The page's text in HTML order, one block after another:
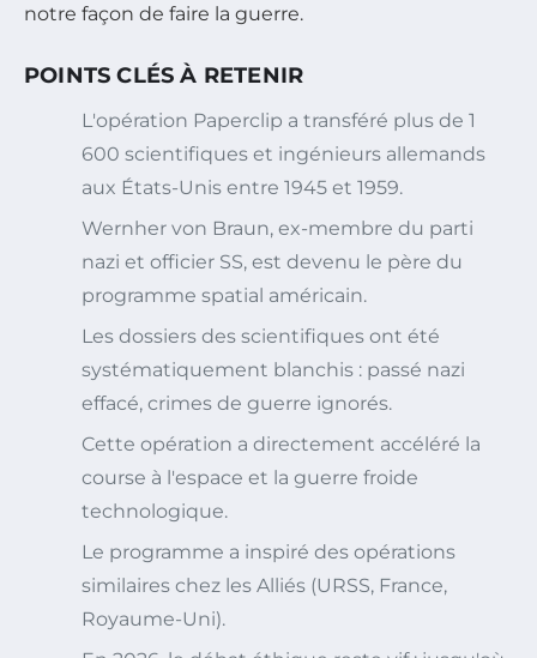
notre façon de faire la guerre.
POINTS CLÉS À RETENIR
L'opération Paperclip a transféré plus de 1
600 scientifiques et ingénieurs allemands
aux États-Unis entre 1945 et 1959.
Wernher von Braun, ex-membre du parti
nazi et officier SS, est devenu le père du
programme spatial américain.
Les dossiers des scientifiques ont été
systématiquement blanchis : passé nazi
effacé, crimes de guerre ignorés.
Cette opération a directement accéléré la
course à l'espace et la guerre froide
technologique.
Le programme a inspiré des opérations
similaires chez les Alliés (URSS, France,
Royaume-Uni).